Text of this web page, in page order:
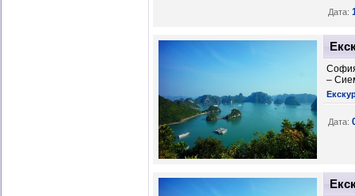
Дата:
–
Дата: